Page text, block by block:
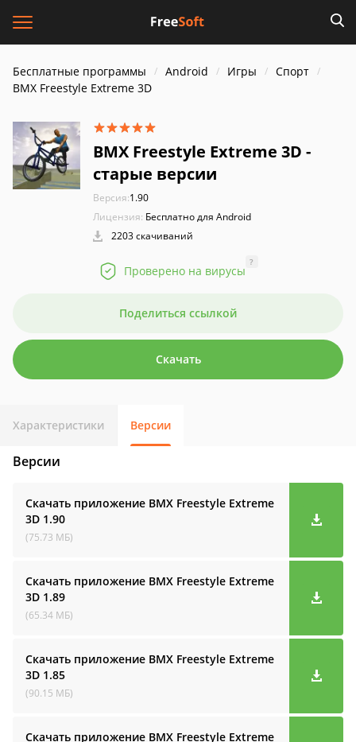
Бесплатные программы Android Игры
Спорт
BMX Freestyle Extreme 3D
BMX Freestyle Extreme 3D -
старые версии
Версия:1.90
Лицензия: Бесплатно для Android
2203 скачиваний
Проверено на вирусы
?
Поделиться ссылкой
Скачать
Характеристики Версии
Версии
Скачать приложение BMX Freestyle Extreme
3D 1.90
(75.73 МБ)
Скачать приложение BMX Freestyle Extreme
3D 1.89
(65.34 МБ)
Скачать приложение BMX Freestyle Extreme
3D 1.85
(90.15 МБ)
Скачать приложение BMX Freestyle Extreme